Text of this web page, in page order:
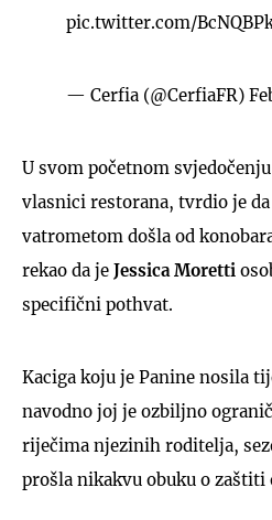
pic.twitter.com/
— Cerfia (@CerfiaFR)
U svom početnom svjedočenju
vlasnici restorana, tvrdio je da
vatrometom došla od
rekao da je Jessica Moretti
specifični pothvat.
Kaciga koju je Panine nosila
navodno joj je ozbiljno
riječima njezinih roditelja,
prošla nikakvu obuku o zaštiti